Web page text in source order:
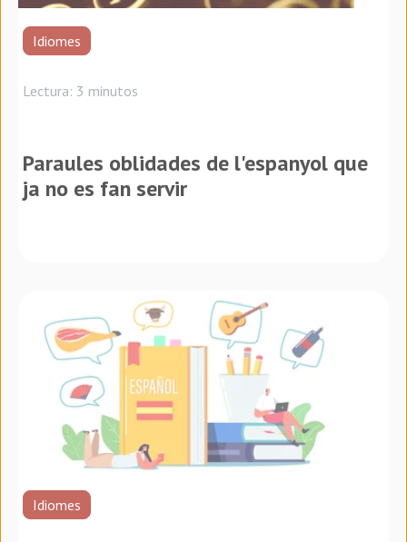
Idiomes
Lectura: 3 minutos
Paraules oblidades de l'espanyol que
ja no es fan servir
Idiomes